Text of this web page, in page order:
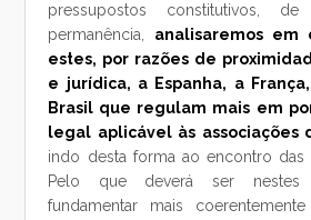
pressupostos constitutivos,
permanência, analisaremos em
estes, por razões de
e jurídica, a Espanha, a
Brasil que regulam mais em
legal aplicável às associações
indo desta forma ao encontro das
Pelo que deverá ser nestes
fundamentar mais